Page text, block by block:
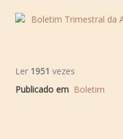
Ler 1951 vezes
Publicado em Boletim